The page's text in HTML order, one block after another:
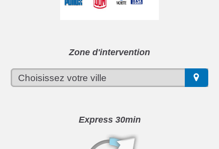
Zone d'intervention
Express 30min